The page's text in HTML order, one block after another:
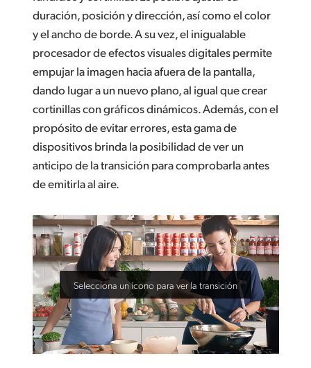
duración, posición y dirección, así como el color
y el ancho de borde. A su vez, el inigualable
procesador de efectos visuales digitales permite
empujar la imagen hacia afuera de la pantalla,
dando lugar a un nuevo plano, al igual que crear
cortinillas con gráficos dinámicos. Además, con el
propósito de evitar errores, esta gama de
dispositivos brinda la posibilidad de ver un
anticipo de la transición para comprobarla antes
de emitirla al aire.
Selecciona un ícono para ver la transición